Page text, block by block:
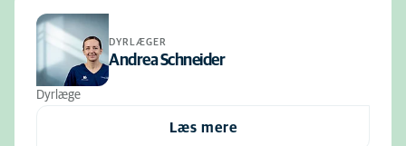
DYRLÆGER
Andrea Schneider
Dyrlæge
Læs mere